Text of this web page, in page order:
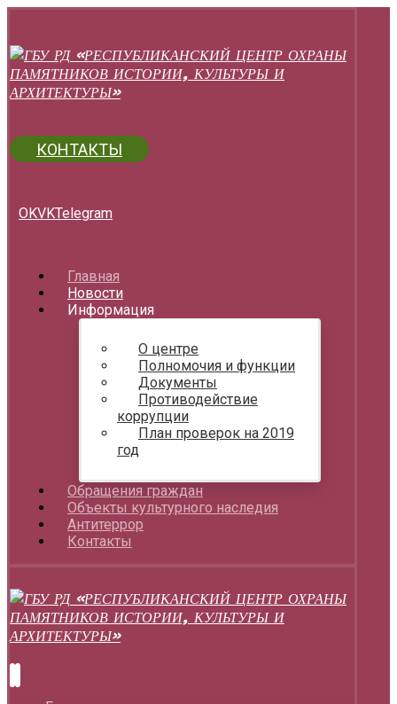
КОНТАКТЫ
OKVKTelegram
Главная
Новости
Информация
О центре
Полномочия и функции
Документы
Противодействие
коррупции
План проверок на 2019
год
Обращения граждан
Объекты культурного наследия
Антитеррор
Контакты